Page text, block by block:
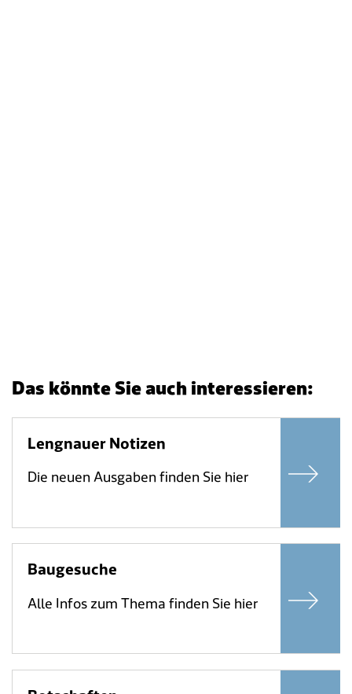
Das könnte Sie auch interessieren:
Lengnauer Notizen
Die neuen Ausgaben finden Sie hier
Baugesuche
Alle Infos zum Thema finden Sie hier